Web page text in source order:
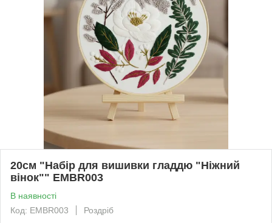
20см "Набір для вишивки гладдю "Ніжний
вінок"" EMBR003
В наявності
Код: EMBR003
Роздріб